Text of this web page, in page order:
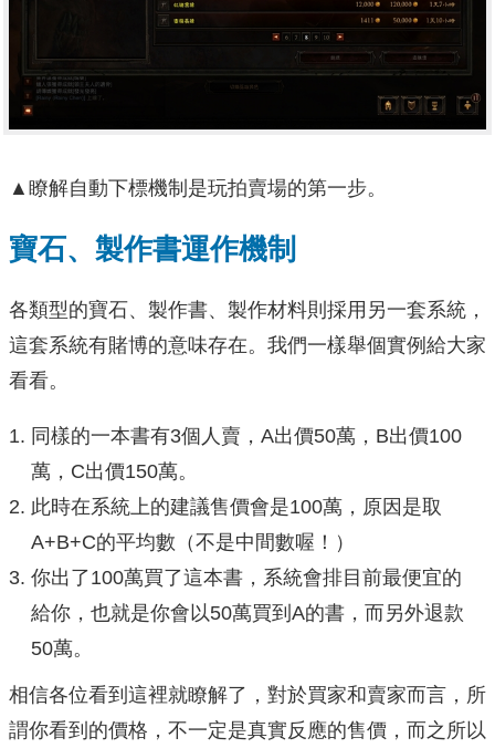
▲瞭解自動下標機制是玩拍賣場的第一步。
寶石、製作書運作機制
各類型的寶石、製作書、製作材料則採用另一套系統，
這套系統有賭博的意味存在。我們一樣舉個實例給大家
看看。
同樣的一本書有3個人賣，A出價50萬，B出價100
萬，C出價150萬。
此時在系統上的建議售價會是100萬，原因是取
A+B+C的平均數（不是中間數喔！）
你出了100萬買了這本書，系統會排目前最便宜的
給你，也就是你會以50萬買到A的書，而另外退款
50萬。
相信各位看到這裡就瞭解了，對於買家和賣家而言，所
謂你看到的價格，不一定是真實反應的售價，而之所以